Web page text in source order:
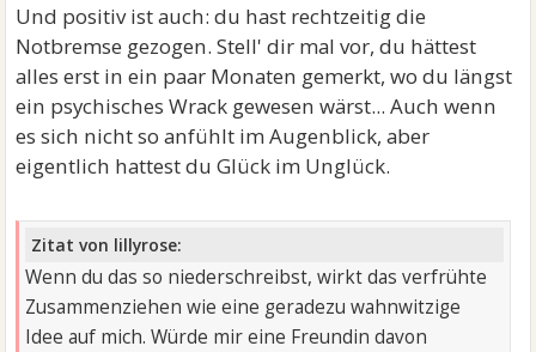
Und positiv ist auch: du hast rechtzeitig die
Notbremse gezogen. Stell' dir mal vor, du hättest
alles erst in ein paar Monaten gemerkt, wo du längst
ein psychisches Wrack gewesen wärst... Auch wenn
es sich nicht so anfühlt im Augenblick, aber
eigentlich hattest du Glück im Unglück.
Zitat von lillyrose:
Wenn du das so niederschreibst, wirkt das verfrühte
Zusammenziehen wie eine geradezu wahnwitzige
Idee auf mich. Würde mir eine Freundin davon